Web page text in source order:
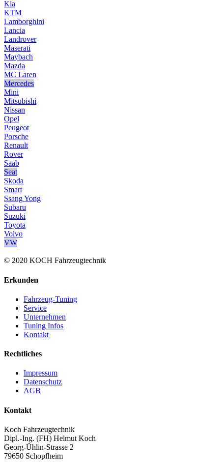
Kia
KTM
Lamborghini
Lancia
Landrover
Maserati
Maybach
Mazda
MC Laren
Mercedes
Mini
Mitsubishi
Nissan
Opel
Peugeot
Porsche
Renault
Rover
Saab
Seat
Skoda
Smart
Ssang Yong
Subaru
Suzuki
Toyota
Volvo
VW
© 2020 KOCH Fahrzeugtechnik
Erkunden
Fahrzeug-Tuning
Service
Unternehmen
Tuning Infos
Kontakt
Rechtliches
Impressum
Datenschutz
AGB
Kontakt
Koch Fahrzeugtechnik
Dipl.-Ing. (FH) Helmut Koch
Georg-Ühlin-Strasse 2
79650 Schopfheim